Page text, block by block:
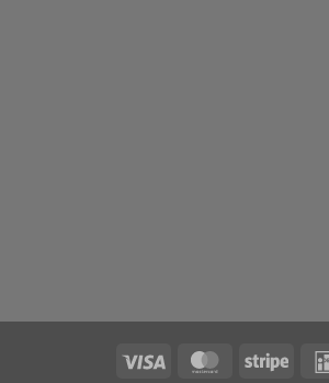
Visa MasterCardStripe